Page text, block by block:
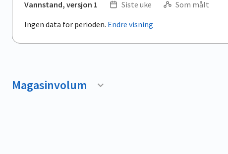
Vannstand, versjon 1 Siste uke
Som målt
Ingen data for perioden. Endre visning
Magasinvolum